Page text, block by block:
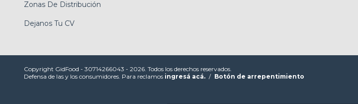
Zonas De Distribución
Dejanos Tu CV
Copyright GidFood - 30714266043 - 2026. Todos los derechos reservados.
Defensa de las y los consumidores. Para reclamos ingresá acá. / Botón de arrepentimiento